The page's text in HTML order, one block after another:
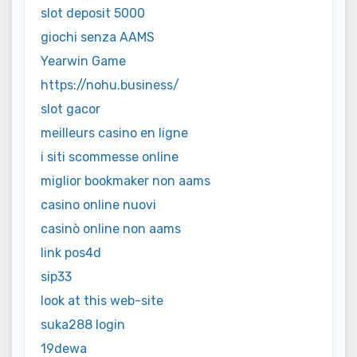
slot deposit 5000
giochi senza AAMS
Yearwin Game
https://nohu.business/
slot gacor
meilleurs casino en ligne
i siti scommesse online
miglior bookmaker non aams
casino online nuovi
casinò online non aams
link pos4d
sip33
look at this web-site
suka288 login
19dewa